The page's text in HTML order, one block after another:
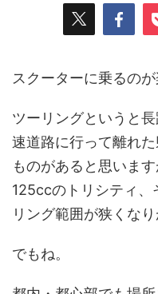
スクーターに乗るの
ツーリングというと
速道路に行って離れ
ものがあると思いま
125ccのトリシティ、
リング範囲が狭くなり
でもね。